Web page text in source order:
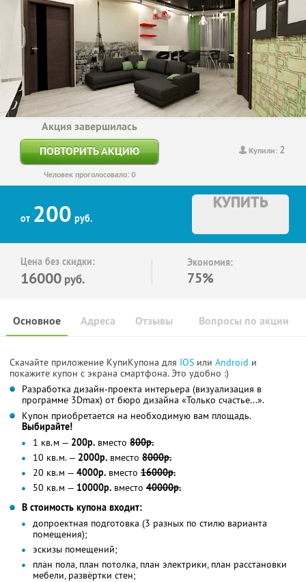
Купили: 2
Акция завершилась
ПОВТОРИТЬ АКЦИЮ
Человек проголосовало: 0
от 200 руб.
КУПИТЬ
Цена без скидки:
16000 руб.
Экономия:
75%
Основное Отзывы Вопросы по акции
Адреса
Скачайте приложение КупиКупона для IOS или Android и
покажите купон с экрана смартфона. Это удобно :)
Разработка дизайн-проекта интерьера (визуализация в
программе 3Dmax) от бюро дизайна «Только счастье...».
Купон приобретается на необходимую вам площадь.
Выбирайте!
1 кв.м — 200р. вместо 800р.
10 кв.м. — 2000р. вместо 8000р.
20 кв.м — 4000р. вместо 16000р.
50 кв.м — 10000р. вместо 40000р.
В стоимость купона входит:
допроектная подготовка (3 разных по стилю варианта
помещения);
эскизы помещений;
план пола, план потолка, план электрики, план расстановки
мебели, развёртки стен;